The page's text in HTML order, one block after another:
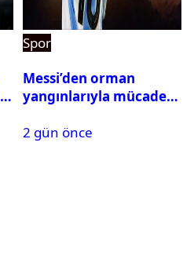
Spor
Messi’den orman
yangınlarıyla mücadele
2 gün önce